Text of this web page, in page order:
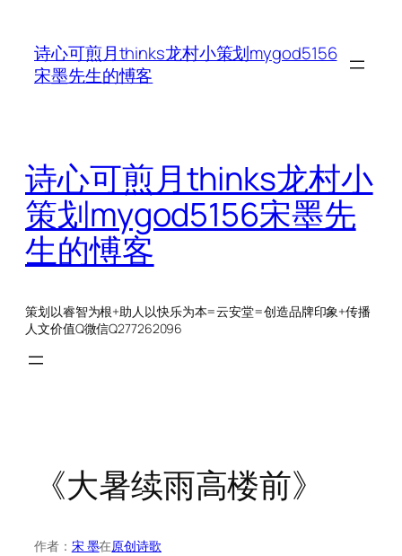
诗心可煎月thinks龙村小策划mygod5156
宋墨先生的愽客
诗心可煎月thinks龙村小
策划mygod5156宋墨先
生的愽客
策划以睿智为根+助人以快乐为本=云安堂=创造品牌印象+传播
人文价值Q微信Q277262096
《大暑续雨高楼前》
作者： 宋 墨在原创诗歌